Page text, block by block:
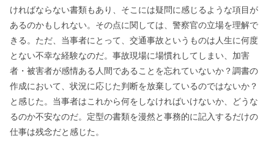
ければならない書類もあり、そこには疑問に感じるような項目が
あるのかもしれない。その点に関しては、警察官の立場を理解で
きる。ただ、当事者にとって、交通事故というものは人生に何度
とない不幸な経験なのだ。事故現場に場慣れしてしまい、加害
者・被害者が感情ある人間であることを忘れていないか？調書の
作成において、状況に応じた判断を放棄しているのではないか？
と感じた。当事者はこれから何をしなければいけないか、どうな
るのか不安なのだ。定型の書類を漫然と事務的に記入するだけの
仕事は残念だと感じた。